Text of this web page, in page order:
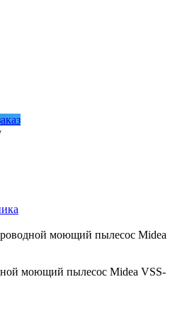
моющий пылесос Midea
моющий пылесос Midea VSS-